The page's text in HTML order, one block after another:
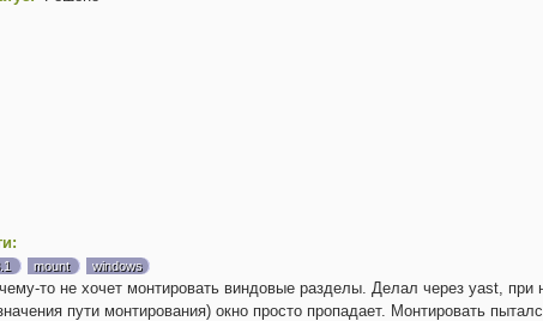
mount windows
то не хочет монтировать виндовые разделы. Делал через yast, при
пути монтирования) окно просто пропадает. Монтировать